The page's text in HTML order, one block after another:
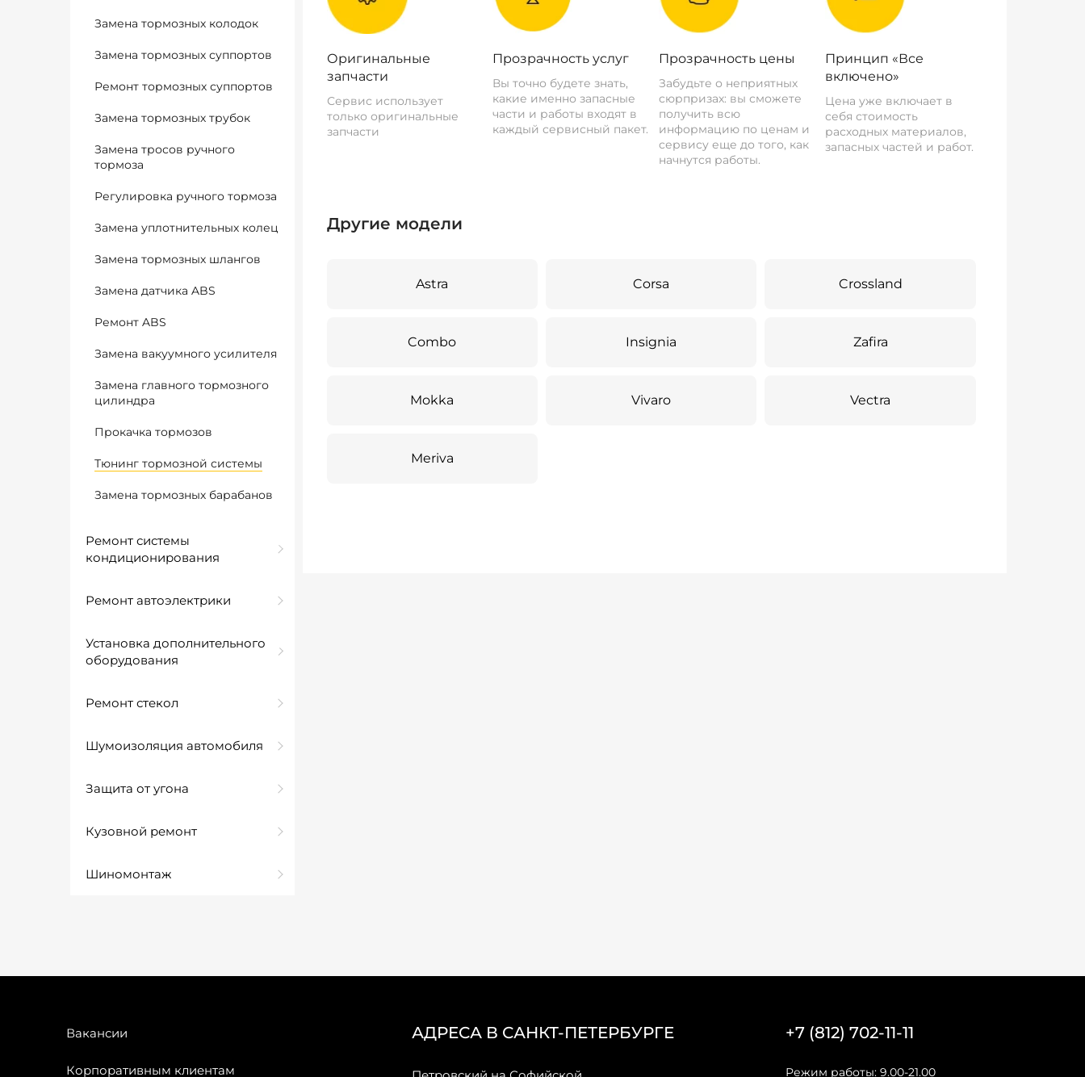
Замена тормозных колодок
Замена тормозных суппортов
Ремонт тормозных суппортов
Замена тормозных трубок
Замена тросов ручного
тормоза
Регулировка ручного тормоза
Замена уплотнительных колец
Замена тормозных шлангов
Замена датчика ABS
Ремонт ABS
Замена вакуумного усилителя
Замена главного тормозного
цилиндра
Прокачка тормозов
Тюнинг тормозной системы
Замена тормозных барабанов
Ремонт системы
кондиционирования
Ремонт автоэлектрики
Установка дополнительного
оборудования
Ремонт стекол
Шумоизоляция автомобиля
Защита от угона
Кузовной ремонт
Шиномонтаж
Оригинальные
запчасти
Сервис использует
только оригинальные
запчасти
Прозрачность услуг
Вы точно будете знать,
какие именно запасные
части и работы входят в
каждый сервисный пакет.
Прозрачность цены
Забудьте о неприятных
сюрпризах: вы сможете
получить всю
информацию по ценам и
сервису еще до того, как
начнутся работы.
Принцип «Все
включено»
Цена уже включает в
себя стоимость
расходных материалов,
запасных частей и работ.
Другие модели
Astra Corsa Crossland
Combo Insignia Zafira
Mokka Vivaro Vectra
Meriva
Вакансии
Корпоративным клиентам
АДРЕСА В САНКТ-ПЕТЕРБУРГЕ +7 (812) 702-11-11
Режим работы: 9.00-21.00